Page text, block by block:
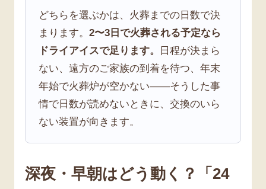
どちらを選ぶかは、火葬までの日数で決
まります。 2〜3日で火葬される予定なら
ドライアイスで足ります。
日程が決まら
ない、遠方のご家族の到着を待つ、年末
年始で火葬炉が空かない——そうした事
情で日数が読めないときに、交換のいら
ない装置が向きます。
深夜・早朝はどう動く？「24